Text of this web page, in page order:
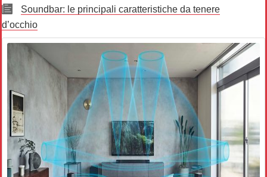
Soundbar: le principali caratteristiche da tenere
d’occhio